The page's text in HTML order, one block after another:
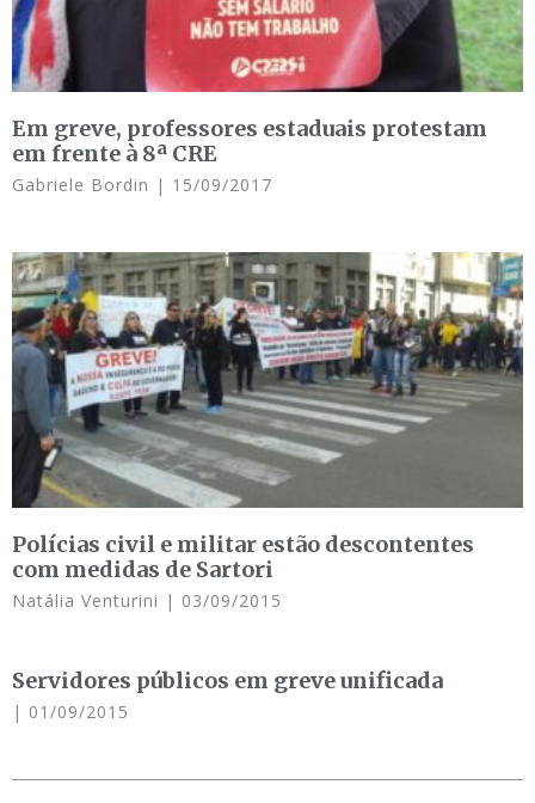
Em greve, professores estaduais protestam
em frente à 8ª CRE
Gabriele Bordin 15/09/2017
Polícias civil e militar estão descontentes
com medidas de Sartori
Natália Venturini 03/09/2015
Servidores públicos em greve unificada
01/09/2015